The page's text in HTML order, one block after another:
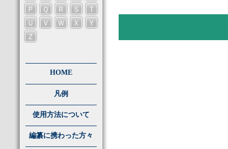
Ｐ
Ｑ Ｒ Ｓ
Ｔ
Ｕ
Ｖ Ｗ Ｘ
Ｙ
Ｚ
HOME
凡例
使用方法について
編纂に携わった方々